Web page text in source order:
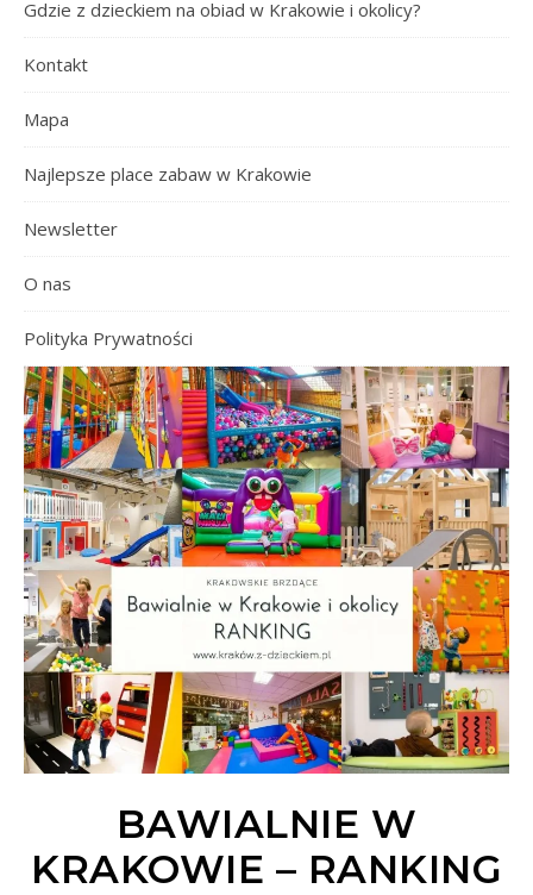
Gdzie z dzieckiem na obiad w Krakowie i okolicy?
Kontakt
Mapa
Najlepsze place zabaw w Krakowie
Newsletter
O nas
Polityka Prywatności
BAWIALNIE W
KRAKOWIE – RANKING